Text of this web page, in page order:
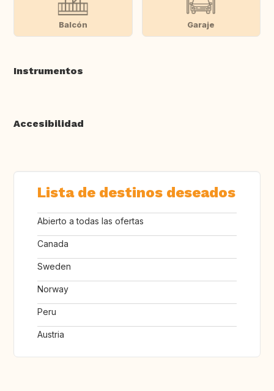
Balcón Garaje
Instrumentos
Accesibilidad
Lista de destinos deseados
Abierto a todas las ofertas
Canada
Sweden
Norway
Peru
Austria